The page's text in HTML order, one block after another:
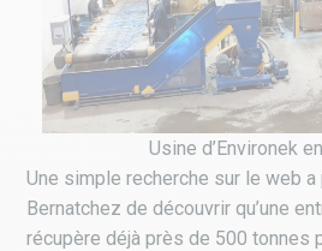
Usine d’Environek
Une simple recherche sur le web a
Bernatchez de découvrir qu’une
récupère déjà près de 500 tonnes